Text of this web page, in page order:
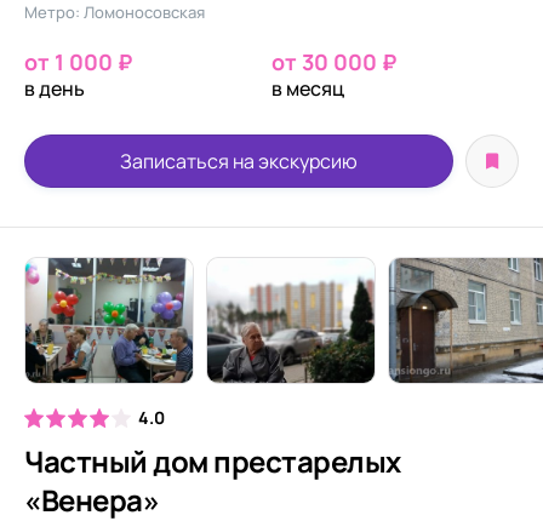
Метро: Ломоносовская
от 1 000 ₽
в день
от 30 000 ₽
в месяц
Записаться на экскурсию
4.0
Частный дом престарелых
«Венера»